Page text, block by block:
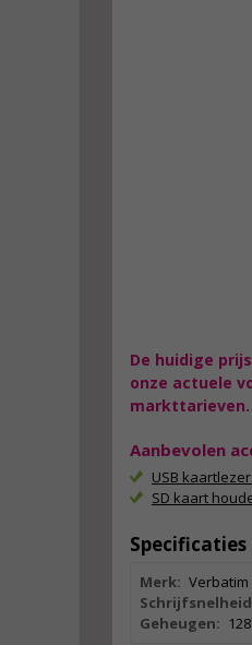
De huidige
onze actuele
markttarieven.
Aanbevolen
USB
SD kaart
Specificaties
Merk: Verbatim
Geheugen: